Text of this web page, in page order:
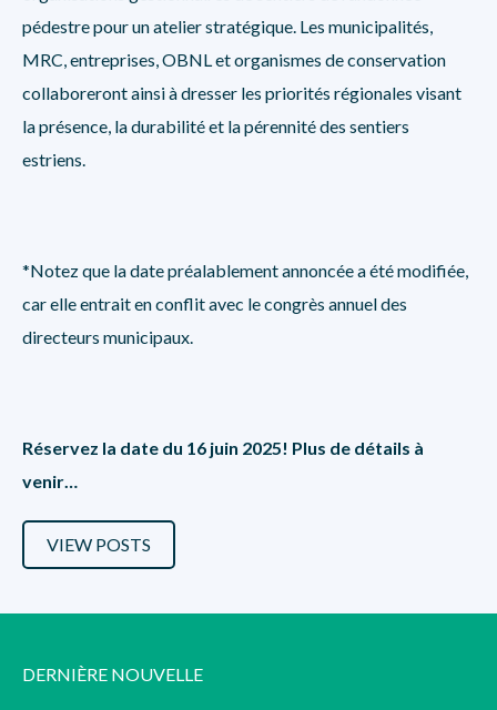
pédestre pour un atelier stratégique. Les municipalités,
MRC, entreprises, OBNL et organismes de conservation
collaboreront ainsi à dresser les priorités régionales visant
la présence, la durabilité et la pérennité des sentiers
estriens.
*Notez que la date préalablement annoncée a été modifiée,
car elle entrait en conflit avec le congrès annuel des
directeurs municipaux.
Réservez la date du 16 juin 2025! Plus de détails à
venir…
VIEW POSTS
DERNIÈRE NOUVELLE